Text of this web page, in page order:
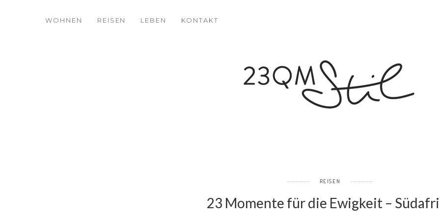
WOHNEN REISEN LEBEN KONTAKT
REISEN
23 Momente für die Ewigkeit –